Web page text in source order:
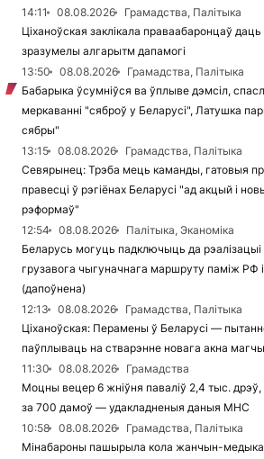
14:11
08.08.2026
Грамадства, Палітыка
Ціханоўская заклікала праваабаронцаў
зразумелы алгарытм дапамогі
13:50
08.08.2026
Грамадства, Палітыка
Бабарыка ўсумніўся ва ўплыве дэмсіл,
меркаванні "сяброў у Беларусі", Латушка
сябры"
13:15
08.08.2026
Грамадства, Палітыка
Севярынец: Трэба мець каманды, гатовыя
правесці ў рэгіёнах Беларусі "ад акцый і
рэформаў"
12:54
08.08.2026
Палітыка, Эканоміка
Беларусь могуць падключыць да
грузавога чыгуначнага маршруту паміж РФ
(дапоўнена)
12:13
08.08.2026
Грамадства, Палітыка
Ціханоўская: Перамены ў Беларусі —
паўплываць на стварэнне новага акна
11:30
08.08.2026
Грамадства
Моцны вецер 6 жніўня паваліў 2,4 тыс. дрэў,
за 700 дамоў — удакладненыя даныя МНС
10:58
08.08.2026
Грамадства, Палітыка
Мінабароны пашырыла кола жанчын-